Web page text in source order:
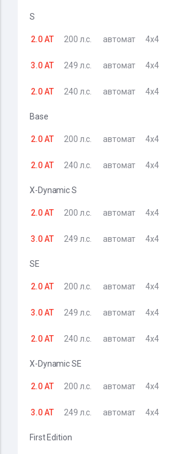
S
2.0 AT 200 л.с. автомат 4x4
3.0 AT 249 л.с. автомат 4x4
2.0 AT 240 л.с. автомат 4x4
Base
2.0 AT 200 л.с. автомат 4x4
2.0 AT 240 л.с. автомат 4x4
X-Dynamic S
2.0 AT 200 л.с. автомат 4x4
3.0 AT 249 л.с. автомат 4x4
SE
2.0 AT 200 л.с. автомат 4x4
3.0 AT 249 л.с. автомат 4x4
2.0 AT 240 л.с. автомат 4x4
X-Dynamic SE
2.0 AT 200 л.с. автомат 4x4
3.0 AT 249 л.с. автомат 4x4
First Edition